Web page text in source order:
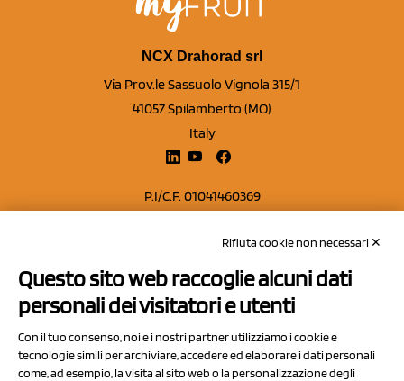
NCX Drahorad srl
Via Prov.le Sassuolo Vignola 315/1
41057 Spilamberto (MO)
Italy
P.I/C.F. 01041460369
Capitale sociale Euro 50.000,00 i.v.
Contatti
Privacy Policy
Cookie Policy
Rifiuta cookie non necessari ✕
Questo sito web raccoglie alcuni dati
personali dei visitatori e utenti
Con il tuo consenso, noi e i nostri partner utilizziamo i cookie e
tecnologie simili per archiviare, accedere ed elaborare i dati personali
come, ad esempio, la visita al sito web o la personalizzazione degli